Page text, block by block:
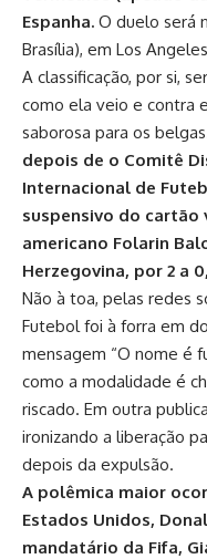
Espanha. O duelo será
Brasília), em Los
A classificação, por si,
como ela veio e contra
saborosa para os
depois de o Comitê
Internacional de
suspensivo do
americano Folarin
Herzegovina, por 2 a
Não à toa, pelas redes
Futebol foi à forra em
mensagem “O nome é
como a modalidade é
riscado. Em outra
ironizando a liberação
depois da expulsão.
A polêmica maior
Estados Unidos,
mandatário da Fifa,